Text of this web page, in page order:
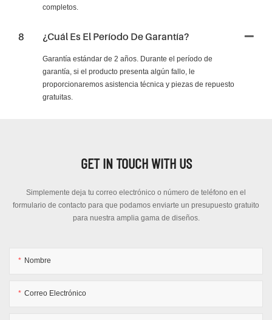
completos.
8 ¿Cuál Es El Período De Garantía?
Garantía estándar de 2 años. Durante el período de
garantía, si el producto presenta algún fallo, le
proporcionaremos asistencia técnica y piezas de repuesto
gratuitas.
GET IN TOUCH WITH US
Simplemente deja tu correo electrónico o número de teléfono en el
formulario de contacto para que podamos enviarte un presupuesto gratuito
para nuestra amplia gama de diseños.
Nombre
Correo Electrónico